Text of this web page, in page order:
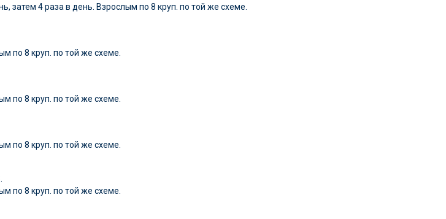
затем 4 раза в день. Взрослым по 8 круп. по той же схеме.
по 8 круп. по той же схеме.
по 8 круп. по той же схеме.
по 8 круп. по той же схеме.
по 8 круп. по той же схеме.